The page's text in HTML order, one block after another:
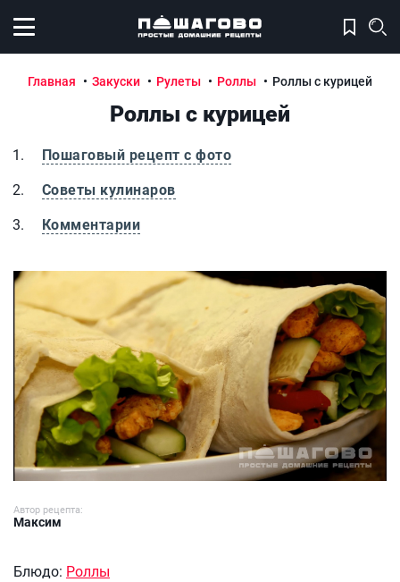
Открыть меню
Главная Закуски Рулеты Роллы Роллы с курицей
Роллы с курицей
Пошаговый рецепт с фото
Советы кулинаров
Комментарии
Роллы с курицей
Автор рецепта:
Максим
Блюдо: Роллы